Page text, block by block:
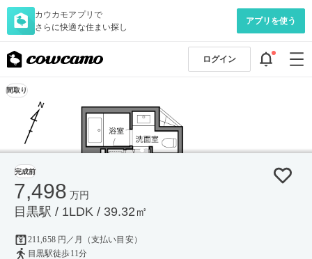
カウカモアプリで
さらに快適な住まい探し
アプリを使う
ログイン
間取り
完成前
7,498 万円
目黒駅 / 1LDK / 39.32㎡
211,658 円／月（支払い目安）
目黒駅徒歩11分